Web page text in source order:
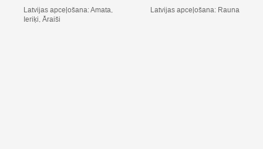
Latvijas apceļošana: Amata,
Ieriķi, Āraiši
Latvijas apceļošana: Rauna